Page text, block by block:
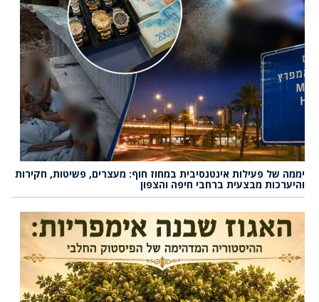
יממה של פעילות אינטנסיבית במחוז חוף: מעצרים, פשיטות, חקירות
והיערכות מבצעית ברחבי חיפה והצפון